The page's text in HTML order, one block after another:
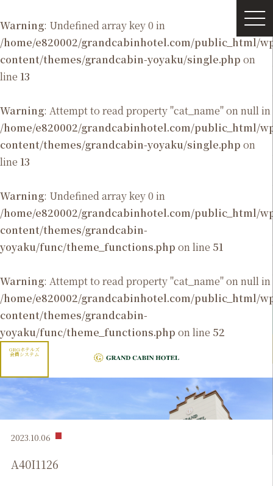
Warning: Undefined array key 0 in
/home/e820002/grandcabinhotel.com/public_html/
content/themes/grandcabin-yoyaku/single.php on
line 13
Warning: Attempt to read property "cat_name" on null in
/home/e820002/grandcabinhotel.com/public_html/
content/themes/grandcabin-yoyaku/single.php on
line 13
Warning: Undefined array key 0 in
/home/e820002/grandcabinhotel.com/public_html/
content/themes/grandcabin-
yoyaku/func/theme_functions.php on line 51
Warning: Attempt to read property "cat_name" on null in
/home/e820002/grandcabinhotel.com/public_html/
content/themes/grandcabin-
yoyaku/func/theme_functions.php on line 52
GRGホテルズ
会員システム
2023.10.06
A40I1126